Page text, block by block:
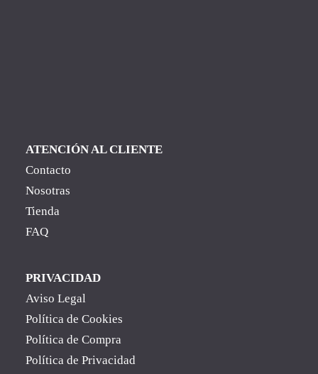
ATENCIÓN AL CLIENTE
Contacto
Nosotras
Tienda
FAQ
PRIVACIDAD
Aviso Legal
Política de Cookies
Política de Compra
Política de Privacidad